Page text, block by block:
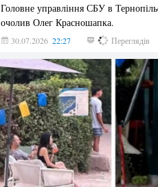
Головне управління СБУ в
очолив Олег Красношапка.
30.07.2026 22:27 629 Переглядів